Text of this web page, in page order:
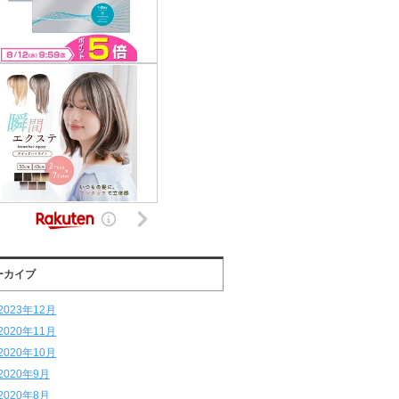
カイブ
年12月
年11月
年10月
年9月
年8月